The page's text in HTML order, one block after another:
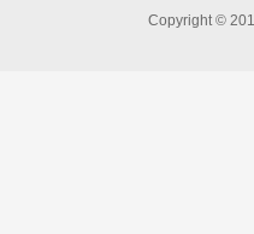
Copyright ©